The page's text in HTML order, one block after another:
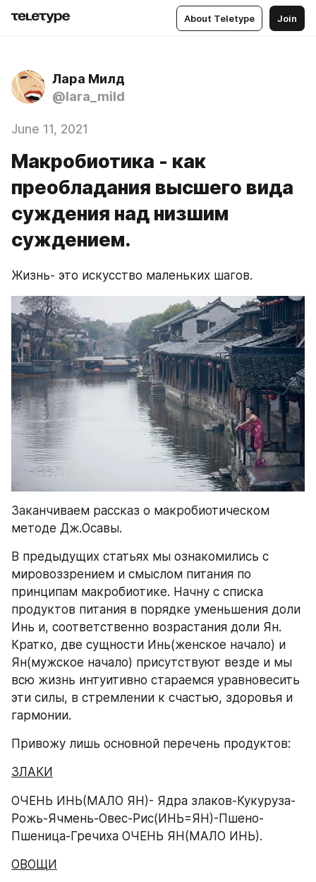
About Teletype Join
Лара Милд
@lara_mild
June 11, 2021
Макробиотика - как
преобладания высшего вида
суждения над низшим
суждением.
Жизнь- это искусство маленьких шагов.
Заканчиваем рассказ о макробиотическом
методе Дж.Осавы.
В предыдущих статьях мы ознакомились с
мировоззрением и смыслом питания по
принципам макробиотике. Начну с списка
продуктов питания в порядке уменьшения доли
Инь и, соответственно возрастания доли Ян.
Кратко, две сущности Инь(женское начало) и
Ян(мужское начало) присутствуют везде и мы
всю жизнь интуитивно стараемся уравновесить
эти силы, в стремлении к счастью, здоровья и
гармонии.
Привожу лишь основной перечень продуктов:
ЗЛАКИ
ОЧЕНЬ ИНЬ(МАЛО ЯН)- Ядра злаков-Кукуруза-
Рожь-Ячмень-Овес-Рис(ИНЬ=ЯН)-Пшено-
Пшеница-Гречиха ОЧЕНЬ ЯН(МАЛО ИНЬ).
ОВОЩИ